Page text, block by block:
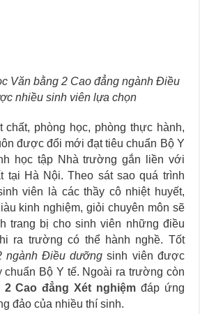
Văn bằng 2 Cao đẳng ngành Điều
nhiều sinh viên lựa chọn
chất, phòng học, phòng thực hành,
được đổi mới đạt tiêu chuẩn Bộ Y
học tập Nhà trường gắn liền với
tại Hà Nội. Theo sát sao quá trình
viên là các thầy cô nhiệt huyết,
kinh nghiệm, giỏi chuyên môn sẽ
trang bị cho sinh viên những điều
ra trường có thể hành nghề. Tốt
ngành Điều dưỡng sinh viên được
chuẩn Bộ Y tế. Ngoài ra trường còn
2 Cao đẳng Xét nghiệm đáp ứng
đảo của nhiều thí sinh.